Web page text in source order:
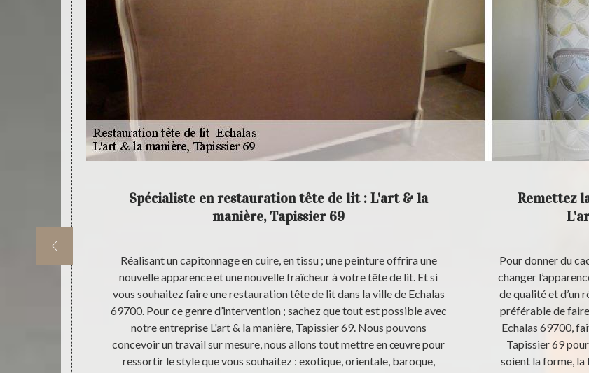
Spécialiste en restauration tête de lit : L'art & la
manière, Tapissier 69
Réalisant un capitonnage en cuire, en tissu ; une peinture offrira une
nouvelle apparence et une nouvelle fraîcheur à votre tête de lit. Et si
vous souhaitez faire une restauration tête de lit dans la ville de Echalas
69700. Pour ce genre d’intervention ; sachez que tout est possible avec
notre entreprise L'art & la manière, Tapissier 69. Nous pouvons
concevoir un travail sur mesure, nous allons tout mettre en œuvre pour
ressortir le style que vous souhaitez : exotique, orientale, baroque,
Remettez
Pour donner du
changer
de qualité et d’un
préférable de
Echalas 69700,
Tapissier 69
soient la forme, la